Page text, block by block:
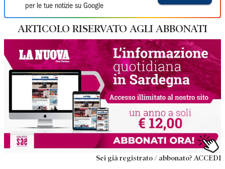
per le tue notizie su Google
ARTICOLO RISERVATO AGLI ABBONATI
Sei già registrato / abbonato? ACCEDI